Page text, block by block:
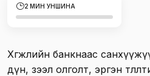
2 МИН УНШИНА
Хөгжлийн банкнаас
дүн, зээл олголт, эргэн